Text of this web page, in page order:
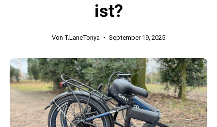
ist?
Von T.LaneTonya September 19, 2025